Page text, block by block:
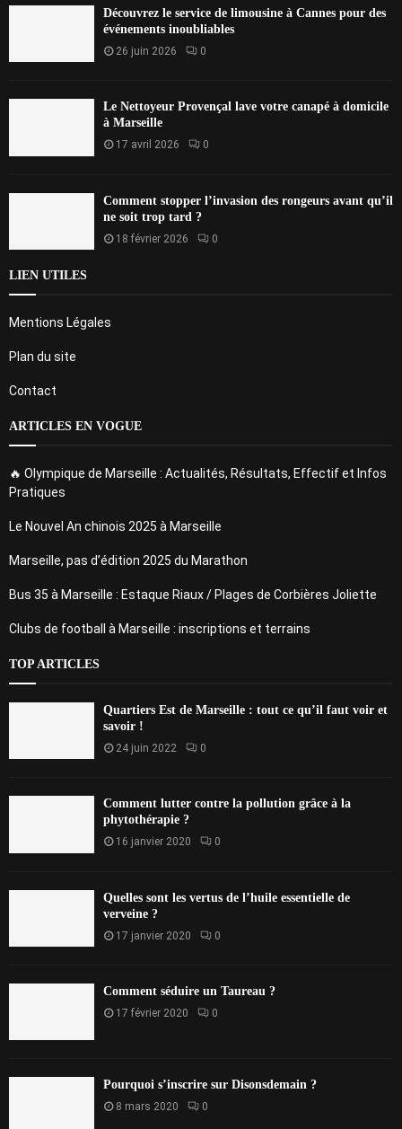
Découvrez le service de limousine à Cannes pour des
événements inoubliables
26 juin 2026 0
Le Nettoyeur Provençal lave votre canapé à domicile
à Marseille
17 avril 2026 0
Comment stopper l’invasion des rongeurs avant qu’il
ne soit trop tard ?
18 février 2026 0
LIEN UTILES
Mentions Légales
Plan du site
Contact
ARTICLES EN VOGUE
🔥 Olympique de Marseille : Actualités, Résultats, Effectif et Infos
Pratiques
Le Nouvel An chinois 2025 à Marseille
Marseille, pas d’édition 2025 du Marathon
Bus 35 à Marseille : Estaque Riaux / Plages de Corbières Joliette
Clubs de football à Marseille : inscriptions et terrains
TOP ARTICLES
Quartiers Est de Marseille : tout ce qu’il faut voir et
savoir !
24 juin 2022 0
Comment lutter contre la pollution grâce à la
phytothérapie ?
16 janvier 2020 0
Quelles sont les vertus de l’huile essentielle de
verveine ?
17 janvier 2020 0
Comment séduire un Taureau ?
17 février 2020 0
Pourquoi s’inscrire sur Disonsdemain ?
8 mars 2020 0